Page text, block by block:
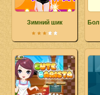
Зимний шик